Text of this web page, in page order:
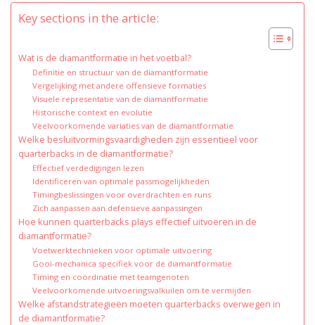
Key sections in the article:
Wat is de diamantformatie in het voetbal?
Definitie en structuur van de diamantformatie
Vergelijking met andere offensieve formaties
Visuele representatie van de diamantformatie
Historische context en evolutie
Veelvoorkomende variaties van de diamantformatie
Welke besluitvormingsvaardigheden zijn essentieel voor
quarterbacks in de diamantformatie?
Effectief verdedigingen lezen
Identificeren van optimale passmogelijkheden
Timingbeslissingen voor overdrachten en runs
Zich aanpassen aan defensieve aanpassingen
Hoe kunnen quarterbacks plays effectief uitvoeren in de
diamantformatie?
Voetwerktechnieken voor optimale uitvoering
Gooi-mechanica specifiek voor de diamantformatie
Timing en coördinatie met teamgenoten
Veelvoorkomende uitvoeringsvalkuilen om te vermijden
Welke afstandstrategieën moeten quarterbacks overwegen in
de diamantformatie?